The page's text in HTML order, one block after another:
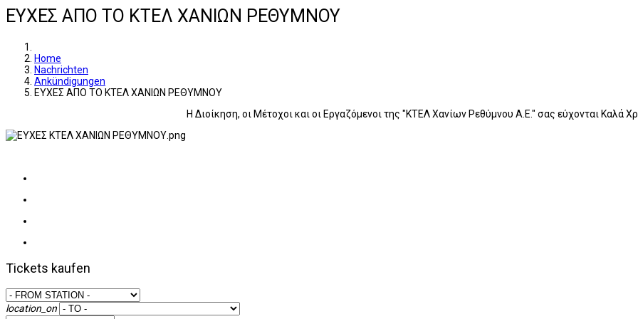
ΕΥΧΕΣ ΑΠΟ ΤΟ ΚΤΕΛ ΧΑΝΙΩΝ ΡΕΘΥΜΝΟΥ
Home
Nachrichten
Ankündigungen
ΕΥΧΕΣ ΑΠΟ ΤΟ ΚΤΕΛ ΧΑΝΙΩΝ ΡΕΘΥΜΝΟΥ
Η Διοίκηση, οι Μέτοχοι και οι Εργαζόμενοι της "ΚΤΕΛ Χανίων Ρεθύμνου Α.Ε." σας εύχονται Καλά
Tickets kaufen
location_on